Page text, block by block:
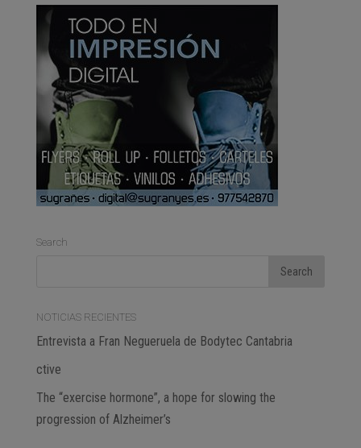
Search
NOTICIAS RECIENTES
Entrevista a Fran Negueruela de Bodytec Cantabria
ctive
The “exercise hormone”, a hope for slowing the
progression of Alzheimer’s